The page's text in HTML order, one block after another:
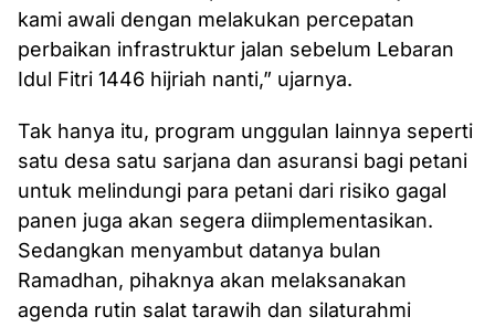
kami awali dengan melakukan percepatan
perbaikan infrastruktur jalan sebelum Lebaran
Idul Fitri 1446 hijriah nanti,” ujarnya.
Tak hanya itu, program unggulan lainnya seperti
satu desa satu sarjana dan asuransi bagi petani
untuk melindungi para petani dari risiko gagal
panen juga akan segera diimplementasikan.
Sedangkan menyambut datanya bulan
Ramadhan, pihaknya akan melaksanakan
agenda rutin salat tarawih dan silaturahmi